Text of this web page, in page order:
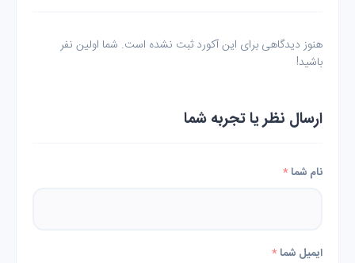
هنوز دیدگاهی برای این آکورد ثبت نشده است. شما اولین نفر
باشید!
ارسال نظر یا تجربه شما
نام شما*
ایمیل شما*